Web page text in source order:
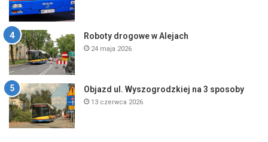
Roboty drogowe w Alejach
24 maja 2026
Objazd ul. Wyszogrodzkiej na 3 sposoby
13 czerwca 2026